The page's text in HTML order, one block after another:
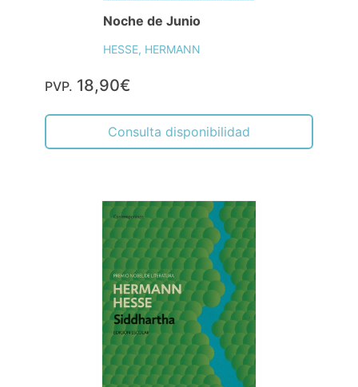
Noche de Junio
HESSE, HERMANN
PVP. 18,90€
Consulta disponibilidad